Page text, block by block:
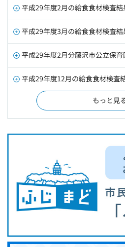
平成29年度2月の給食食材検査結
平成29年度3月の給食食材検査結
平成29年度2月分藤沢市公立保
平成29年度12月の給食食材検査
もっと見